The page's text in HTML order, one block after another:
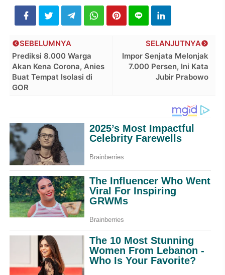
SELANJUTNYA
Impor Senjata Melonjak
7.000 Persen, Ini Kata
Jubir Prabowo
SEBELUMNYA
Prediksi 8.000 Warga
Akan Kena Corona, Anies
Buat Tempat Isolasi di
GOR